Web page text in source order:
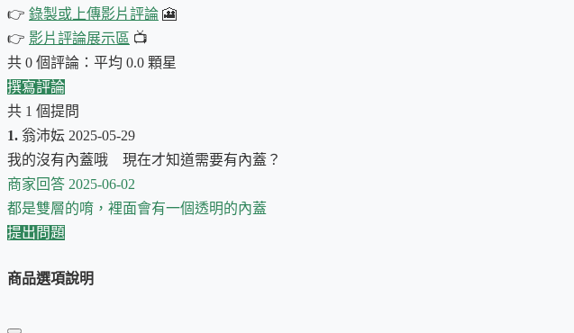
油墨印刷，色彩鮮豔持久
雙層蓋設計，PE內蓋，氣密性佳
小巧細緻，方便攜帶：
還在等什麼？
P.S.這款抹茶罐
物，都能讓收禮人感受到你的用心。💖
首次上架日期：2024-10-09
👉 錄製或上傳影片評論 🎦
👉 影片評論展示區 📺
共 0 個評論：平均 0.0 顆星
撰寫評論
共 1 個提問
1. 翁沛妘 2025-05-29
我的沒有內蓋哦 現在才知道需要有內蓋？
商家回答 2025-06-02
都是雙層的唷，裡面會有一個透明的內蓋
提出問題
商品選項說明